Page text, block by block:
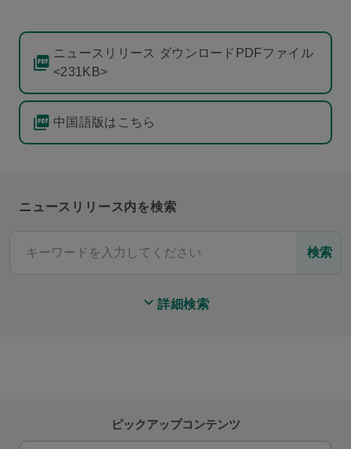
ニュースリリース ダウンロードPDFファイル
<231KB>
中国語版はこちら
ニュースリリース内を検索
検索
詳細検索
ピックアップコンテンツ